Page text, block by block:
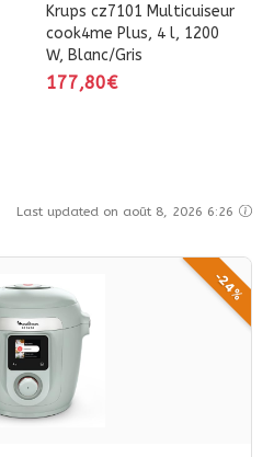
Krups cz7101 Multicuiseur
cook4me Plus, 4 l, 1200
W, Blanc/Gris
177,80€
Last updated on août 8, 2026 6:26
-24%